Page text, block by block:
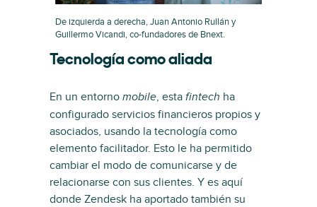
De izquierda a derecha, Juan Antonio Rullán y
Guillermo Vicandi, co-fundadores de Bnext.
Tecnología como aliada
En un entorno mobile, esta fintech ha
configurado servicios financieros propios y
asociados, usando la tecnología como
elemento facilitador. Esto le ha permitido
cambiar el modo de comunicarse y de
relacionarse con sus clientes. Y es aquí
donde Zendesk ha aportado también su